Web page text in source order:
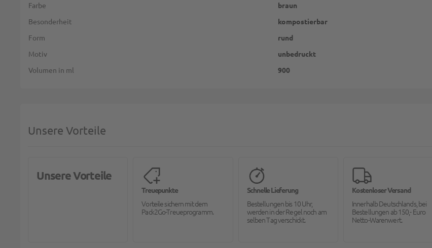
Farbe
braun
Besonderheit
kompostierbar
Form
rund
Motiv
unbedruckt
Volumen in ml
900
Unsere Vorteile
Unsere Vorteile
Treuepunkte
Vorteile sichern mit dem
Pack2Go-Treueprogramm.
Schnelle Lieferung
Bestellungen bis 10 Uhr,
werden in der Regel noch am
selben Tag verschickt.
Kostenloser Versand
Innerhalb Deutschlands, bei
Bestellungen ab 150,- Euro
Netto-Warenwert.